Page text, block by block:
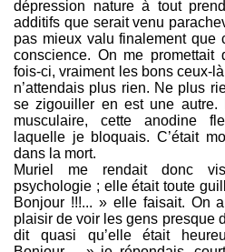
dépression nature à tout
additifs que serait venu
pas mieux valu finalement que
conscience. On me promettait
fois-ci, vraiment les bons ceux-
n’attendais plus rien. Ne plus
se zigouiller en est une autre.
musculaire, cette anodine
laquelle je bloquais. C’était
dans la mort.
Muriel me rendait donc
psychologie ; elle était toute
Bonjour !!!... » elle faisait. On
plaisir de voir les gens presque
dit quasi qu’elle était